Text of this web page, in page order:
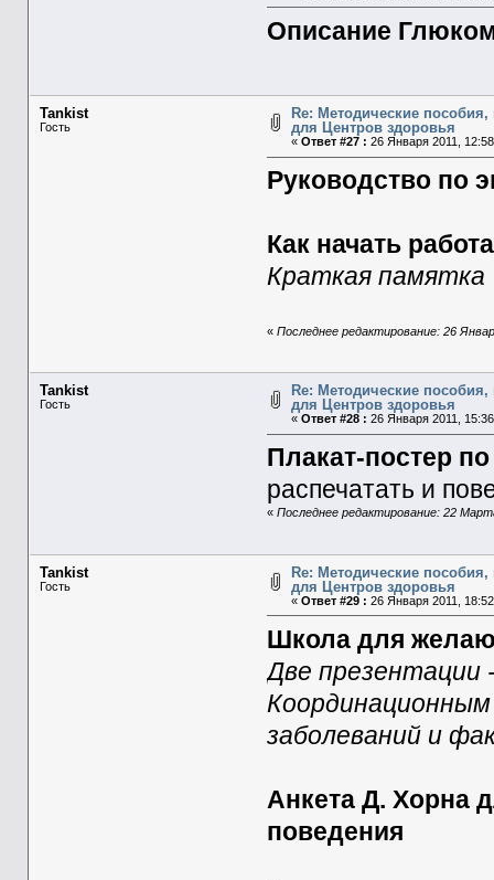
Описание
Tankist
Гость
Re: Методические пособия,
для Центров здоровья
« Ответ #27 : 26 Января 2011,
Руководство по
Как начать
Краткая памятка
«Последнее редактирование: 26
Tankist
Гость
Re: Методические пособия,
для Центров здоровья
« Ответ #28 : 26 Января 2011,
Плакат-постер
распечатать и
«Последнее редактирование: 22
Tankist
Гость
Re: Методические пособия,
для Центров здоровья
« Ответ #29 : 26 Января 2011,
Школа для
Две презентации
заболеваний и
Анкета Д. Хорна
поведения